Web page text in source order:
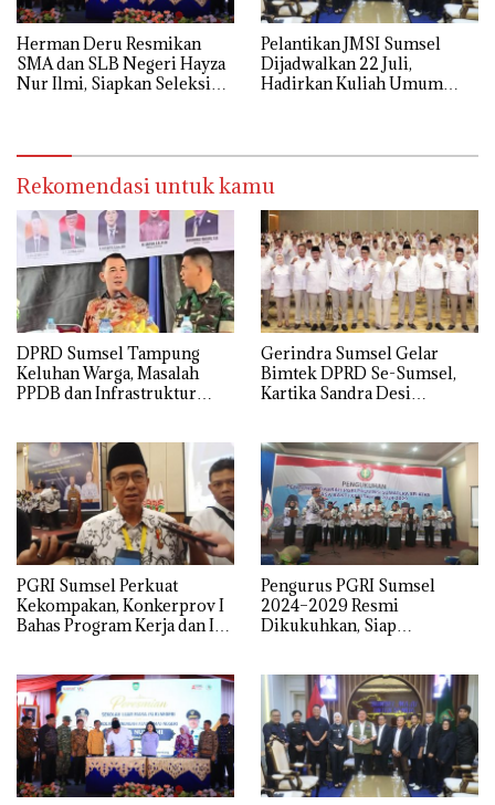
Herman Deru Resmikan
SMA dan SLB Negeri Hayza
Nur Ilmi, Siapkan Seleksi
Pelantikan JMSI Sumsel
Dijadwalkan 22 Juli,
Hadirkan Kuliah Umum
Rekomendasi untuk kamu
DPRD Sumsel Tampung
Keluhan Warga, Masalah
PPDB dan Infrastruktur
Gerindra Sumsel Gelar
Bimtek DPRD Se-Sumsel,
Kartika Sandra Desi
PGRI Sumsel Perkuat
Kekompakan, Konkerprov I
Bahas Program Kerja dan Isu
Pengurus PGRI Sumsel
2024–2029 Resmi
Dikukuhkan, Siap